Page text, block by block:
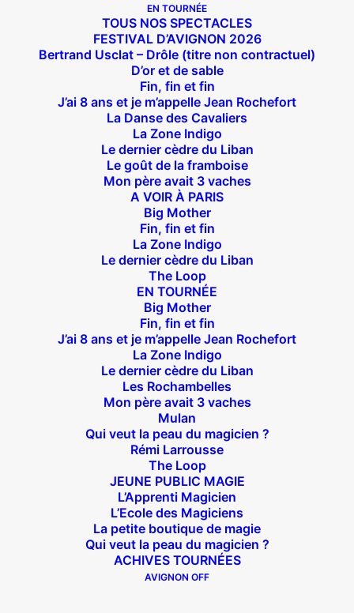
EN TOURNÉE
TOUS NOS SPECTACLES
FESTIVAL D’AVIGNON 2026
Bertrand Usclat – Drôle (titre non contractuel)
D’or et de sable
Fin, fin et fin
J’ai 8 ans et je m’appelle Jean Rochefort
La Danse des Cavaliers
La Zone Indigo
Le dernier cèdre du Liban
Le goût de la framboise
Mon père avait 3 vaches
A VOIR À PARIS
Big Mother
Fin, fin et fin
La Zone Indigo
Le dernier cèdre du Liban
The Loop
EN TOURNÉE
Big Mother
Fin, fin et fin
J’ai 8 ans et je m’appelle Jean Rochefort
La Zone Indigo
Le dernier cèdre du Liban
Les Rochambelles
Mon père avait 3 vaches
Mulan
Qui veut la peau du magicien ?
Rémi Larrousse
The Loop
JEUNE PUBLIC MAGIE
L’Apprenti Magicien
L’Ecole des Magiciens
La petite boutique de magie
Qui veut la peau du magicien ?
ACHIVES TOURNÉES
AVIGNON OFF
Durée : 1h10
Les dimanches à 20H
Du 5 au 26 janvier 2025
ACHETER DES PLACES
Après coup